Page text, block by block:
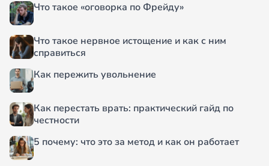
Что такое «оговорка по Фрейду»
Что такое нервное истощение и как с ним
справиться
Как пережить увольнение
Как перестать врать: практический гайд по
честности
5 почему: что это за метод и как он работает